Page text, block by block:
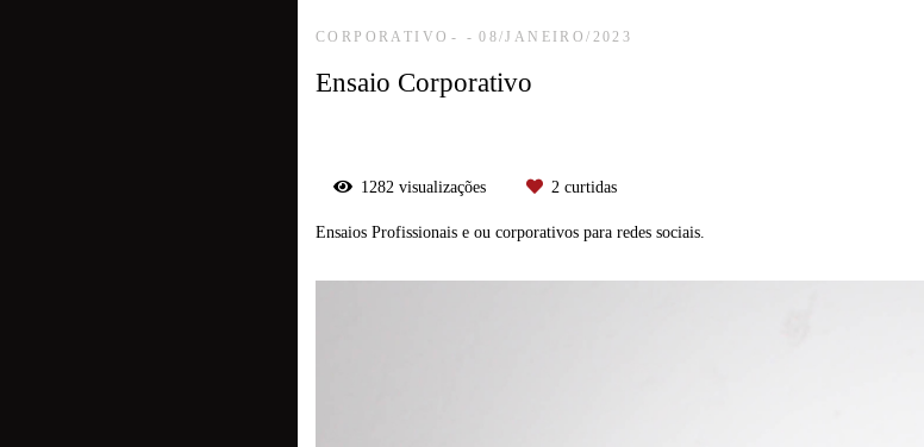
CORPORATIVO 08/JANEIRO/2023
Ensaio Corporativo
1282 visualizações 2 curtidas
Ensaios Profissionais e ou corporativos para redes sociais.